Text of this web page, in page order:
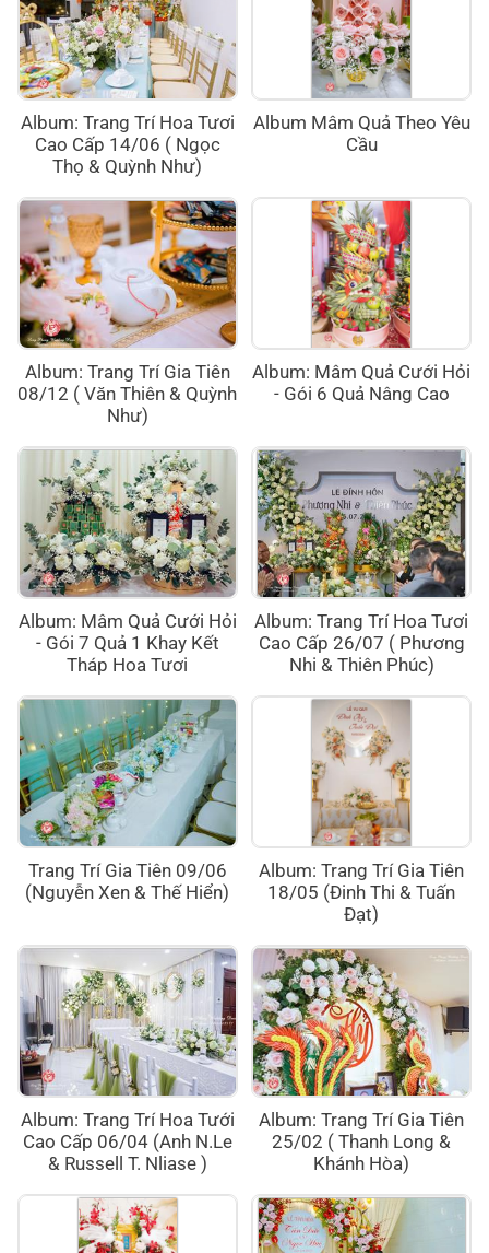
Album: Trang Trí Hoa Tươi
Cao Cấp 14/06 ( Ngọc
Thọ & Quỳnh Như)
Album Mâm Quả Theo Yêu
Cầu
Album: Trang Trí Gia Tiên
08/12 ( Văn Thiên & Quỳnh
Như)
Album: Mâm Quả Cưới Hỏi
- Gói 6 Quả Nâng Cao
Album: Mâm Quả Cưới Hỏi
- Gói 7 Quả 1 Khay Kết
Tháp Hoa Tươi
Album: Trang Trí Hoa Tươi
Cao Cấp 26/07 ( Phương
Nhi & Thiên Phúc)
Trang Trí Gia Tiên 09/06
(Nguyễn Xen & Thế Hiển)
Album: Trang Trí Gia Tiên
18/05 (Đinh Thi & Tuấn
Đạt)
Album: Trang Trí Hoa Tưới
Cao Cấp 06/04 (Anh N.Le
& Russell T. Nliase )
Album: Trang Trí Gia Tiên
25/02 ( Thanh Long &
Khánh Hòa)